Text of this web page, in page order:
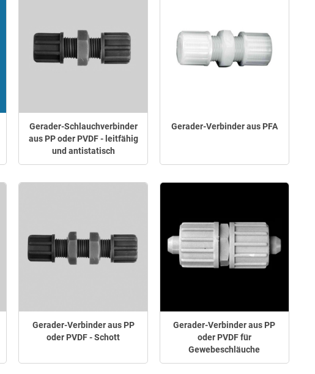
Gerader-Schlauchverbinder
aus PP oder PVDF - leitfähig
und antistatisch
Gerader-Verbinder aus PFA
Gerader-Verbinder aus PP
oder PVDF - Schott
Gerader-Verbinder aus PP
oder PVDF für
Gewebeschläuche